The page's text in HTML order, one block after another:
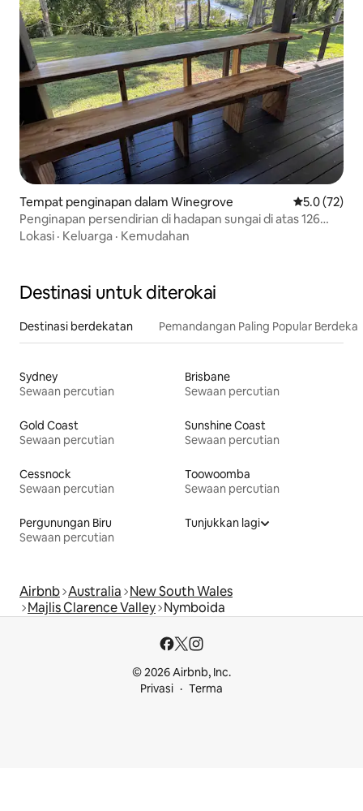
Tempat penginapan dalam Winegrove Penarafan
5.0 (72)
Penginapan persendirian di hadapan sungai di atas 126
ekar
Lokasi · Keluarga · Kemudahan
Destinasi untuk diterokai
Destinasi berdekatan Pemandangan Paling Popular
Sydney
Sewaan percutian
Brisbane
Sewaan percutian
Gold Coast
Sewaan percutian
Sunshine Coast
Sewaan percutian
Cessnock
Sewaan percutian
Toowoomba
Sewaan percutian
Pergunungan Biru
Sewaan percutian
Tunjukkan lagi
Airbnb Australia New South Wales
Majlis Clarence Valley Nymboida
© 2026 Airbnb, Inc.
Privasi
Terma